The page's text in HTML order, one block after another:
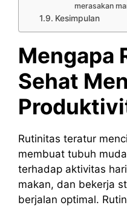
merasakan
Kesimpulan
Mengapa
Sehat
Rutinitas teratur
membuat tubuh
terhadap aktivitas
makan, dan bekerja
berjalan optimal.